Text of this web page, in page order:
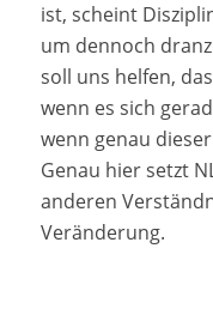
ist, scheint
um dennoch
soll uns helfen,
wenn es sich
wenn genau
Genau hier setzt
anderen
Veränderung.